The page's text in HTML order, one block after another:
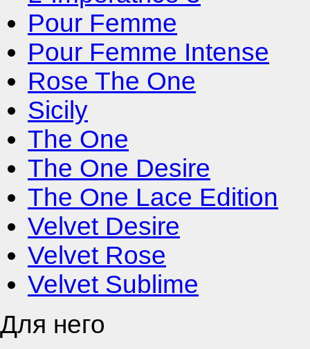
Pour Femme
Pour Femme Intense
Rose The One
Sicily
The One
The One Desire
The One Lace Edition
Velvet Desire
Velvet Rose
Velvet Sublime
Для него